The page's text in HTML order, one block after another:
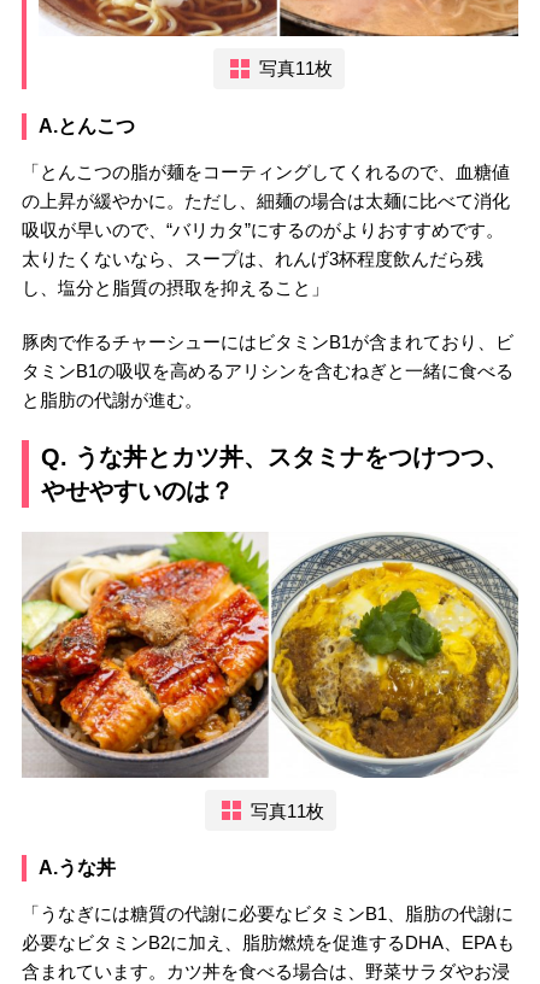
写真11枚
A.とんこつ
「とんこつの脂が麺をコーティングしてくれるので、血糖値
の上昇が緩やかに。ただし、細麺の場合は太麺に比べて消化
吸収が早いので、“バリカタ”にするのがよりおすすめです。
太りたくないなら、スープは、れんげ3杯程度飲んだら残
し、塩分と脂質の摂取を抑えること」
豚肉で作るチャーシューにはビタミンB1が含まれており、ビ
タミンB1の吸収を高めるアリシンを含むねぎと一緒に食べる
と脂肪の代謝が進む。
Q. うな丼とカツ丼、スタミナをつけつつ、
やせやすいのは？
写真11枚
A.うな丼
「うなぎには糖質の代謝に必要なビタミンB1、脂肪の代謝に
必要なビタミンB2に加え、脂肪燃焼を促進するDHA、EPAも
含まれています。カツ丼を食べる場合は、野菜サラダやお浸